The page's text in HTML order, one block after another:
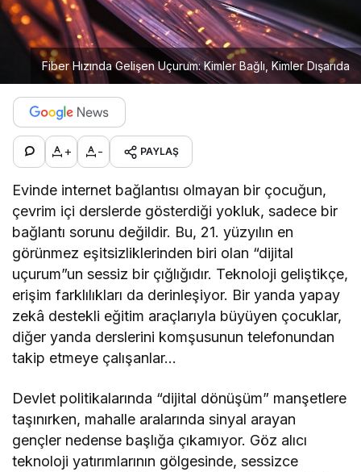
Fiber Hızında Gelişen Uçurum: Kimler Bağlı, Kimler Dışarıda
+ - PAYLAŞ
Evinde internet bağlantısı olmayan bir çocuğun,
çevrim içi derslerde gösterdiği yokluk, sadece bir
bağlantı sorunu değildir. Bu, 21. yüzyılın en
görünmez eşitsizliklerinden biri olan “dijital
uçurum”un sessiz bir çığlığıdır. Teknoloji geliştikçe,
erişim farklılıkları da derinleşiyor. Bir yanda yapay
zekâ destekli eğitim araçlarıyla büyüyen çocuklar,
diğer yanda derslerini komşusunun telefonundan
takip etmeye çalışanlar…
Devlet politikalarında “dijital dönüşüm” manşetlere
taşınırken, mahalle aralarında sinyal arayan
gençler nedense başlığa çıkamıyor. Göz alıcı
teknoloji yatırımlarının gölgesinde, sessizce